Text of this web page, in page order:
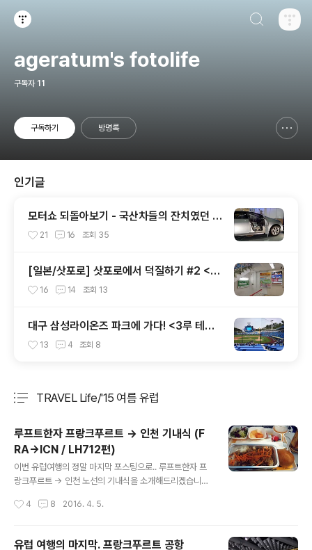
ageratum's fotolife
구독자 11
구독하기 방명록
인기글
모터쇼 되돌아보기 - 국산차들의 잔치였던 2
002 서울모터쇼
21 16 조회 35
[일본/삿포로] 삿포로에서 덕질하기 #2 <애
니메이트 주변>
16 14 조회 13
대구 삼성라이온즈 파크에 가다! <3루 테이
블석(T3-1구역 10열) 시야>
13 4 조회 8
TRAVEL Life/'15 여름 유럽
루프트한자 프랑크푸르트 -> 인천 기내식 (F
RA->ICN / LH712편)
이번 유럽여행의 정말 마지막 포스팅으로.. 루프트한자 프
랑크푸르트 -> 인천 노선의 기내식을 소개해드리겠습니
팅을 참고해주시구요.. 관련링크 루프트한자 인천 -> 프랑
우선 이륙하고 조금 지나면 음료와 과자를 줍니다. 이번엔
4 8 2016. 4. 5.
유럽 여행의 마지막. 프랑크푸르트 공항